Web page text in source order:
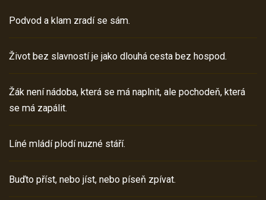
Podvod a klam zradí se sám.
Život bez slavností je jako dlouhá cesta bez hospod.
Žák není nádoba, která se má naplnit, ale pochodeň, která
se má zapálit.
Líné mládí plodí nuzné stáří.
Buďto příst, nebo jíst, nebo píseň zpívat.